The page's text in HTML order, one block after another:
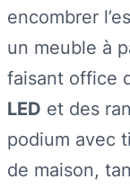
encombrer
un meuble à
faisant office
LED et des
podium avec
de maison,